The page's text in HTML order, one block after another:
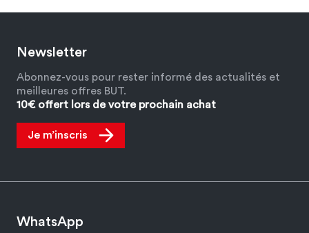
Newsletter
Abonnez-vous pour rester informé des actualités et
meilleures offres BUT.
10€ offert lors de votre prochain achat
Je m’inscris
WhatsApp